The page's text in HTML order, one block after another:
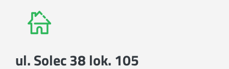
ul. Solec 38 lok. 105